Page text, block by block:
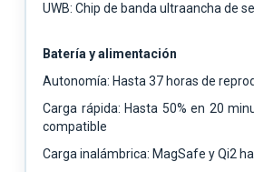
UWB: Chip de banda ultraancha de
Batería y alimentación
Autonomía: Hasta 37 horas de
Carga rápida: Hasta 50% en 20
compatible
Carga inalámbrica: MagSafe y Qi2